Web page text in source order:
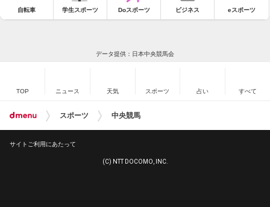
自転車 学生スポーツ Doスポーツ ビジネス eスポーツ
データ提供：日本中央競馬会
TOP ニュース 天気 スポーツ 占い すべて
スポーツ 中央競馬
サイトご利用にあたって
(C) NTT DOCOMO, INC.